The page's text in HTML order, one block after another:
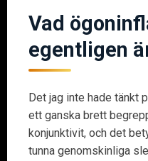
Vad
egentligen
Det jag inte hade tänkt
ett ganska brett
konjunktivit, och det
tunna genomskinliga